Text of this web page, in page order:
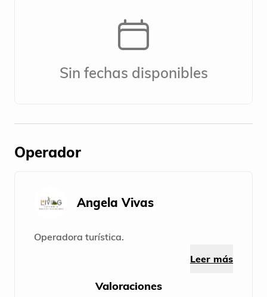
Sin fechas disponibles
Operador
Angela Vivas
Operadora turística.
Leer más
Valoraciones